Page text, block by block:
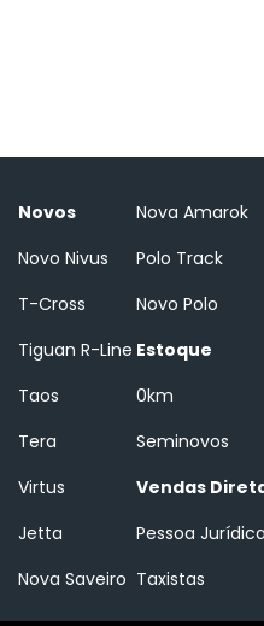
Novos
Novo Nivus
T-Cross
Tiguan R-Line
Taos
Tera
Virtus
Jetta
Nova Saveiro
Nova Amarok
Polo Track
Novo Polo
Estoque
0km
Seminovos
Vendas
Pessoa Jurídica
Taxistas